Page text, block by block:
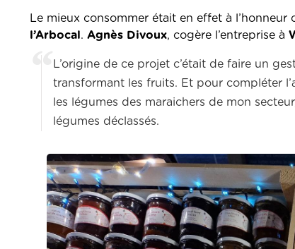
Le mieux consommer était en effet à
l’Arbocal . Agnès Divoux, cogère l’entreprise à
L’origine de ce projet c’était de faire un
transformant les fruits. Et pour compléter
les légumes des maraichers de mon
légumes déclassés.